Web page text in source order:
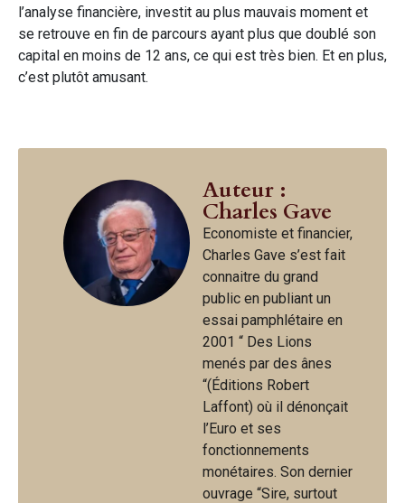
l’analyse financière, investit au plus mauvais moment et
se retrouve en fin de parcours ayant plus que doublé son
capital en moins de 12 ans, ce qui est très bien. Et en plus,
c’est plutôt amusant.
Auteur :
Charles Gave
Economiste et financier,
Charles Gave s’est fait
connaitre du grand
public en publiant un
essai pamphlétaire en
2001 “ Des Lions
menés par des ânes
“(Éditions Robert
Laffont) où il dénonçait
l’Euro et ses
fonctionnements
monétaires. Son dernier
ouvrage “Sire, surtout